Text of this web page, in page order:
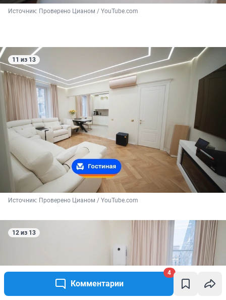
Комментарии
4
Источник: Проверено Цианом / YouTube.com
11 из 13
Источник: Проверено Цианом / YouTube.com
12 из 13